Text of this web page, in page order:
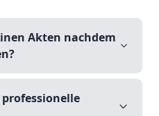
Akten nachdem